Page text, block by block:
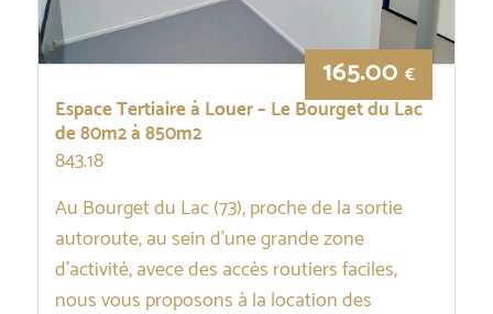
Espace Tertiaire à Louer – Le Bourget du Lac
de 80m2 à 850m2
165.00€
843.18
Au Bourget du Lac (73), proche de la sortie
autoroute, au sein d’une grande zone
d’activité, avece des accès routiers faciles,
nous vous proposons à la location des